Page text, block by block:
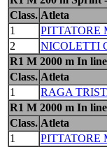
Class. Atleta
1
PITTATORE
2
NICOLETTI
R1 M 2000 m In
Class. Atleta
1
RAGA
R1 M 2000 m In
Class. Atleta
1
PITTATORE